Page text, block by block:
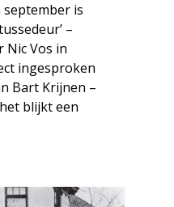
september is
–
Nic Vos in
ingesproken
Bart Krijnen –
blijkt een